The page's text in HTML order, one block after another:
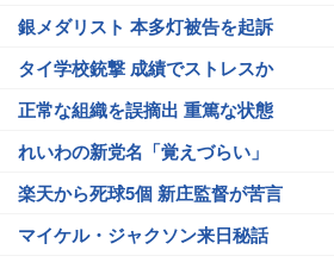
銀メダリスト 本多灯被告を起訴
タイ学校銃撃 成績でストレスか
正常な組織を誤摘出 重篤な状態
れいわの新党名「覚えづらい」
楽天から死球5個 新庄監督が苦言
マイケル・ジャクソン来日秘話